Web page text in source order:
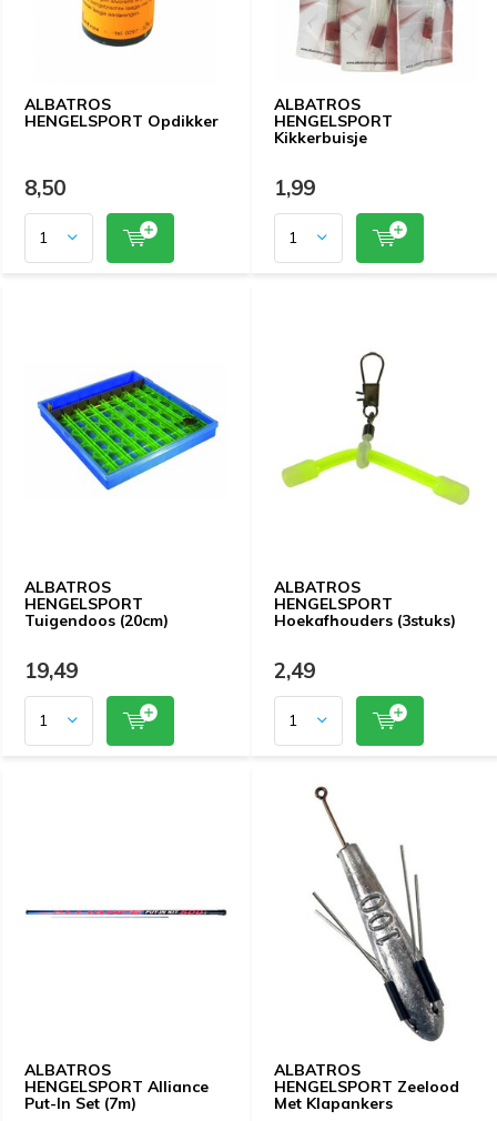
ALBATROS
HENGELSPORT Opdikker
8,50
ALBATROS
HENGELSPORT
Kikkerbuisje
1,99
ALBATROS
HENGELSPORT
Tuigendoos (20cm)
19,49
ALBATROS
HENGELSPORT
Hoekafhouders (3stuks)
2,49
ALBATROS
HENGELSPORT Alliance
Put-In Set (7m)
ALBATROS
HENGELSPORT Zeelood
Met Klapankers